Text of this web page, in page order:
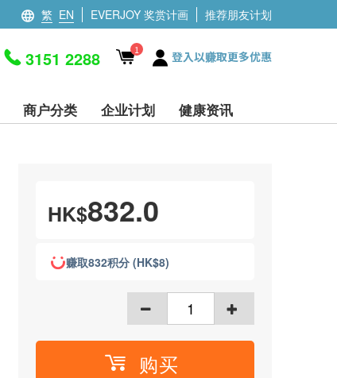
繁 EN EVERJOY 奖赏计画 推荐朋友计划
3151 2288 1 登入以赚取更多优惠
商户分类 企业计划 健康资讯
HK$832.0
赚取832积分 (HK$8)
购买